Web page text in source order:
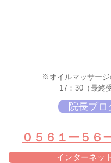
※オイルマッサージ
17：30（最終
院長ブロ
０５６１ー５６
インターネッ